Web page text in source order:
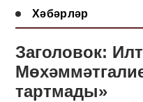
Хәбәрләр
Заголовок:
тартмады»